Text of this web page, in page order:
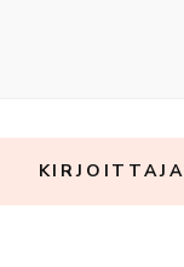
KIRJOITTAJA